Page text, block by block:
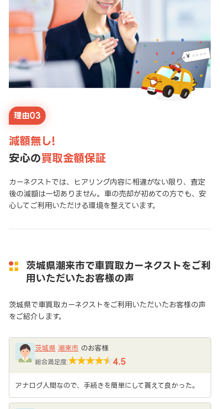
理由03
減額無し!
安心の買取金額保証
カーネクストでは、ヒアリング内容に相違がない限り、査定
後の減額は一切ありません。車の売却が初めての方でも、安
心してご利用いただける環境を整えています。
茨城県潮来市で車買取カーネクストをご利
用いただいたお客様の声
茨城県で車買取カーネクストをご利用いただいたお客様の声
をご紹介します。
茨城県 潮来市 のお客様
総合満足度: 4.5
アナログ人間なので、手続きを簡単にして貰えて良かった。